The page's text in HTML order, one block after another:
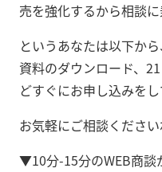
売を強化するから相談に
というあなたは以下か
資料のダウンロード、
どすぐにお申し込みをし
お気軽にご相談ください
▼10分-15分のWEB商談